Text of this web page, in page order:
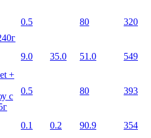
0.5 80 320
9.0 35.0 51.0
549
+
с
0.5 80 393
0.1 0.2 90.9
354